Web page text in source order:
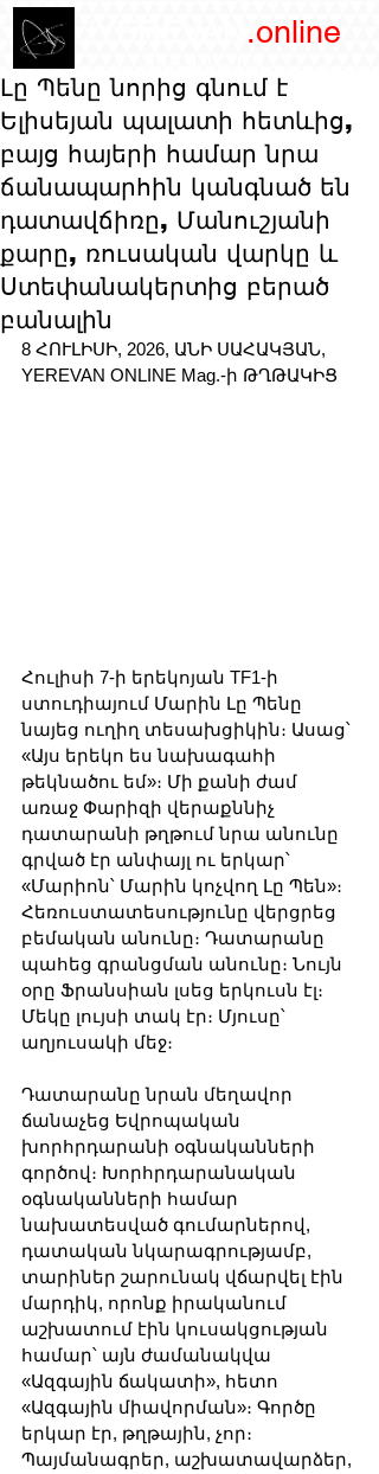
.online
Լը Պենը նորից գնում է
Ելիսեյան պալատի հետևից,
բայց հայերի համար նրա
ճանապարհին կանգնած են
դատավճիռը, Մանուշյանի
քարը, ռուսական վարկը և
Ստեփանակերտից բերած
բանալին
8 ՀՈՒԼԻՍԻ, 2026, ԱՆԻ ՍԱՀԱԿՅԱՆ,
YEREVAN ONLINE Mag.-ի ԹՂԹԱԿԻՑ
Հուլիսի 7-ի երեկոյան TF1-ի
ստուդիայում Մարին Լը Պենը
նայեց ուղիղ տեսախցիկին։ Ասաց՝
«Այս երեկո ես նախագահի
թեկնածու եմ»։ Մի քանի ժամ
առաջ Փարիզի վերաքննիչ
դատարանի թղթում նրա անունը
գրված էր անփայլ ու երկար՝
«Մարիոն՝ Մարին կոչվող Լը Պեն»։
Հեռուստատեսությունը վերցրեց
բեմական անունը։ Դատարանը
պահեց գրանցման անունը։ Նույն
օրը Ֆրանսիան լսեց երկուսն էլ։
Մեկը լույսի տակ էր։ Մյուսը՝
աղյուսակի մեջ։
Դատարանը նրան մեղավոր
ճանաչեց Եվրոպական
խորհրդարանի օգնականների
գործով։ Խորհրդարանական
օգնականների համար
նախատեսված գումարներով,
դատական նկարագրությամբ,
տարիներ շարունակ վճարվել էին
մարդիկ, որոնք իրականում
աշխատում էին կուսակցության
համար՝ այն ժամանակվա
«Ազգային ճակատի», հետո
«Ազգային միավորման»։ Գործը
երկար էր, թղթային, չոր։
Պայմանագրեր, աշխատավարձեր,